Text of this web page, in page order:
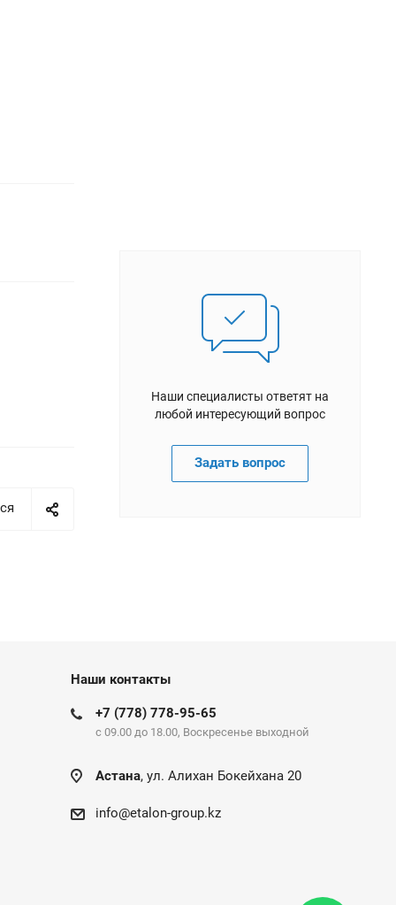
Наши специалисты ответят на
любой интересующий вопрос
Задать вопрос
Наши контакты
+7 (778) 778-95-65
c 09.00 до 18.00, Воскресенье выходной
Астана, ул. Алихан Бокейхана 20
info@etalon-group.kz